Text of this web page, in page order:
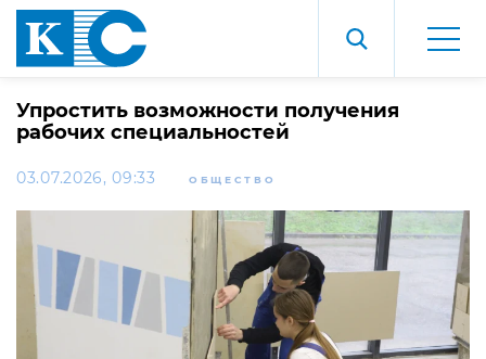
Упростить возможности получения
рабочих специальностей
03.07.2026, 09:33 ОБЩЕСТВО